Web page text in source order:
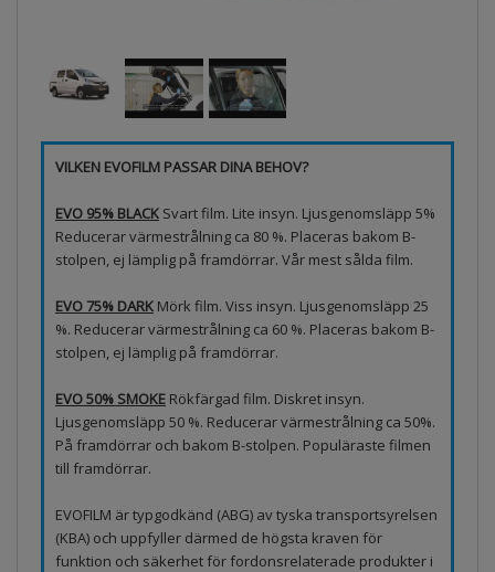
VILKEN EVOFILM PASSAR DINA BEHOV?
EVO 95% BLACK Svart film. Lite insyn. Ljusgenomsläpp 5%
Reducerar värmestrålning ca 80 %. Placeras bakom B-
stolpen, ej lämplig på framdörrar. Vår mest sålda film.
EVO 75% DARK Mörk film. Viss insyn. Ljusgenomsläpp 25
%. Reducerar värmestrålning ca 60 %. Placeras bakom B-
stolpen, ej lämplig på framdörrar.
EVO 50% SMOKE Rökfärgad film. Diskret insyn.
Ljusgenomsläpp 50 %. Reducerar värmestrålning ca 50%.
På framdörrar och bakom B-stolpen. Populäraste filmen
till framdörrar.
EVOFILM är typgodkänd (ABG) av tyska transportsyrelsen
(KBA) och uppfyller därmed de högsta kraven för
funktion och säkerhet för fordonsrelaterade produkter i